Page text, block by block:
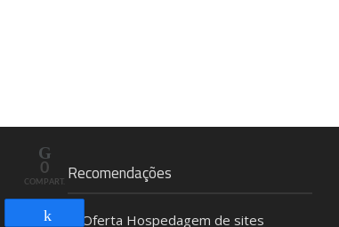
Recomendações
0
COMPART.